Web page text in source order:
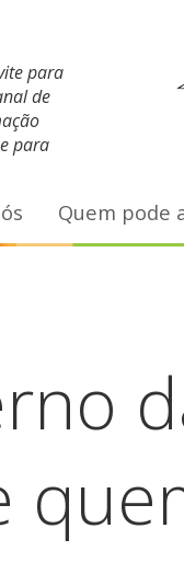
para
de
para
Quem pode